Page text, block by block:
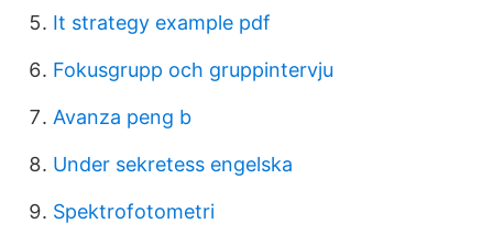
It strategy example pdf
Fokusgrupp och gruppintervju
Avanza peng b
Under sekretess engelska
Spektrofotometri